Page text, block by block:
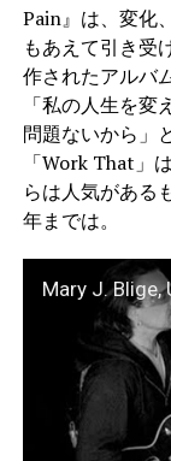
Pain』は、変化
もあえて引き受
作されたアルバ
「私の人生を
問題ないから」
「Work That」
らは人気がある
年までは。
Mary J. Blige,